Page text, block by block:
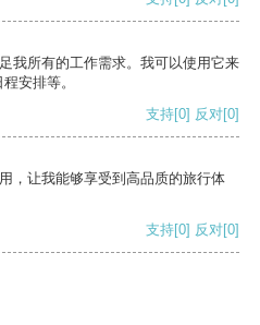
我所有的工作需求。我可以使用它来
安排等。
支持[0] 反对[0]
，让我能够享受到高品质的旅行体
支持[0] 反对[0]